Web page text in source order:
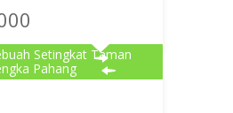
Setingkat Taman
Pahang